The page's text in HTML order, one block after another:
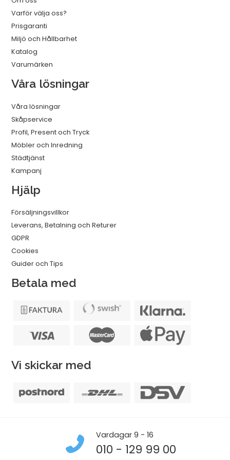
Varför välja oss?
Prisgaranti
Miljö och Hållbarhet
Katalog
Varumärken
Våra lösningar
Våra lösningar
Skåpservice
Profil, Present och Tryck
Möbler och Inredning
Städtjänst
Kampanj
Hjälp
Försäljningsvillkor
Leverans, Betalning och Returer
GDPR
Cookies
Guider och Tips
Betala med
Vi skickar med
Vardagar 9 - 16
010 - 129 99 00